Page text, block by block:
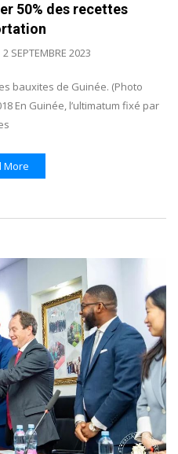
50% des recettes
2 SEPTEMBRE 2023
bauxites de Guinée. (Photo
En Guinée, l’ultimatum fixé par
More